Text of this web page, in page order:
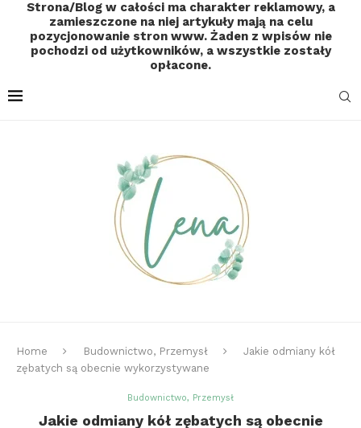
Strona/Blog w całości ma charakter reklamowy, a
zamieszczone na niej artykuły mają na celu
pozycjonowanie stron www. Żaden z wpisów nie
pochodzi od użytkowników, a wszystkie zostały
opłacone.
Home Budownictwo, Przemysł
Jakie odmiany kół
zębatych są obecnie wykorzystywane
Budownictwo, Przemysł
Jakie odmiany kół zębatych są obecnie